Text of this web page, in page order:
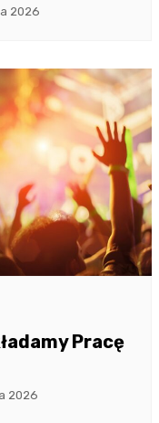
2026
Pracę
2026